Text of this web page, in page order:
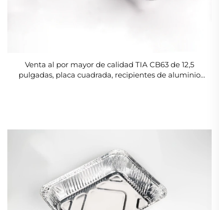
Venta al por mayor de calidad TIA CB63 de 12,5
pulgadas, placa cuadrada, recipientes de aluminio